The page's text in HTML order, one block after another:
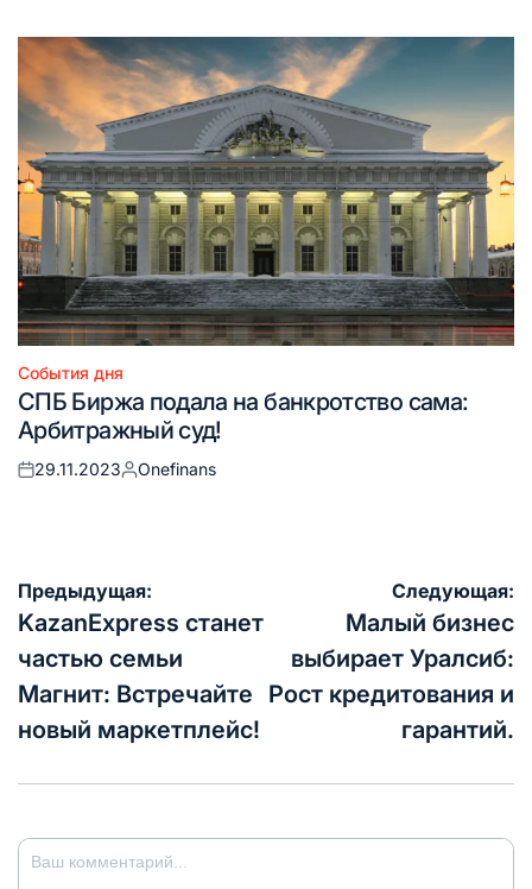
Опубликовано
в
События дня
СПБ Биржа подала на банкротство сама:
Арбитражный суд!
Опубликовано
29.11.2023
Запись
Onefinans
Навигация
по
записям
Предыдущая:
KazanExpress станет
частью семьи
Магнит: Встречайте
новый маркетплейс!
Следующая:
Малый бизнес
выбирает Уралсиб:
Рост кредитования и
гарантий.